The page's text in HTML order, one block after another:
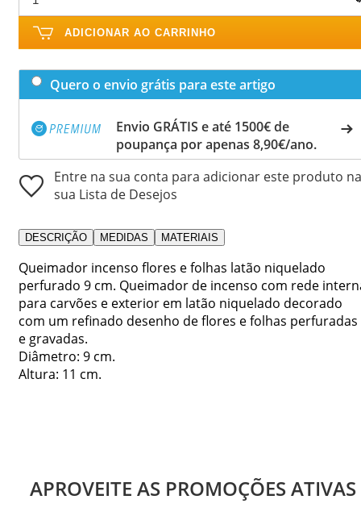
ADICIONAR AO CARRINHO
Quero o envio grátis para este artigo
Envio GRÁTIS e até 1500€ de
poupança por apenas 8,90€/ano.
Entre na sua conta para adicionar este produto na
sua Lista de Desejos
DESCRIÇÃO MEDIDAS MATERIAIS
Queimador incenso flores e folhas latão niquelado
perfurado 9 cm. Queimador de incenso com rede
para carvões e exterior em latão niquelado decorado
com um refinado desenho de flores e folhas perfuradas
e gravadas.
Diâmetro: 9 cm.
Altura: 11 cm.
APROVEITE AS PROMOÇÕES ATIVAS